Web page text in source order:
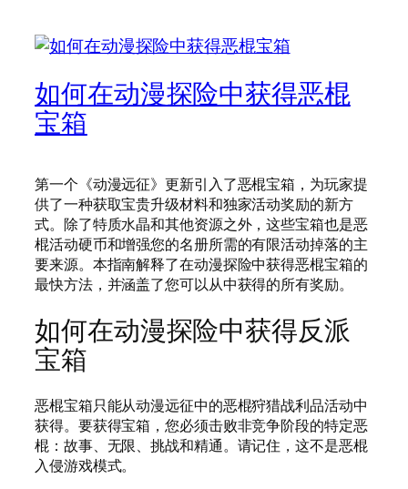
如何在动漫探险中获得恶棍
宝箱
第一个《动漫远征》更新引入了恶棍宝箱，为玩家提
供了一种获取宝贵升级材料和独家活动奖励的新方
式。除了特质水晶和其他资源之外，这些宝箱也是恶
棍活动硬币和增强您的名册所需的有限活动掉落的主
要来源。本指南解释了在动漫探险中获得恶棍宝箱的
最快方法，并涵盖了您可以从中获得的所有奖励。
如何在动漫探险中获得反派
宝箱
恶棍宝箱只能从动漫远征中的恶棍狩猎战利品活动中
获得。要获得宝箱，您必须击败非竞争阶段的特定恶
棍：故事、无限、挑战和精通。请记住，这不是恶棍
入侵游戏模式。